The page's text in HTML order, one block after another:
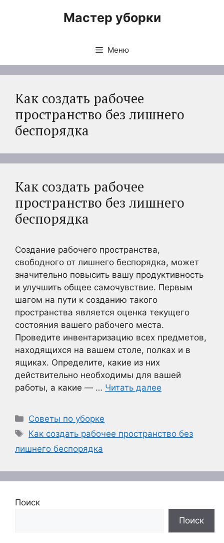
Мастер уборки
Меню
Как создать рабочее
пространство без лишнего
беспорядка
Как создать рабочее
пространство без лишнего
беспорядка
Создание рабочего пространства,
свободного от лишнего беспорядка, может
значительно повысить вашу продуктивность
и улучшить общее самочувствие. Первым
шагом на пути к созданию такого
пространства является оценка текущего
состояния вашего рабочего места.
Проведите инвентаризацию всех предметов,
находящихся на вашем столе, полках и в
ящиках. Определите, какие из них
действительно необходимы для вашей
работы, а какие — … Читать далее
Рубрики
Советы по уборке
Метки
Как создать рабочее пространство без
лишнего беспорядка
Поиск
Поиск